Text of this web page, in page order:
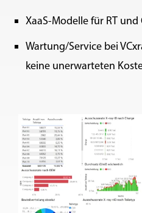
XaaS-Modelle für RT und
Wartung/Service bei
keine unerwarteten